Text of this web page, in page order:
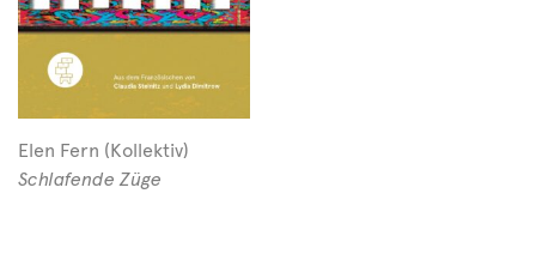
Elen Fern (Kollektiv)
Schlafende Züge